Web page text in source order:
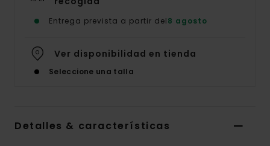
Entrega prevista a partir del8 agosto
Ver disponibilidad en tienda
Seleccione una talla
Detalles & características